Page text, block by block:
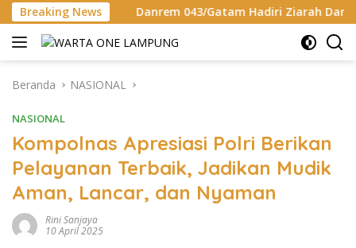
Langsung
ke
konten
Breaking News
Danrem 043/Gatam Hadiri Ziarah Dan Bakti Kesehatan
Beranda NASIONAL
NASIONAL
Kompolnas Apresiasi Polri Berikan
Pelayanan Terbaik, Jadikan Mudik
Aman, Lancar, dan Nyaman
Rini Sanjaya
10 April 2025